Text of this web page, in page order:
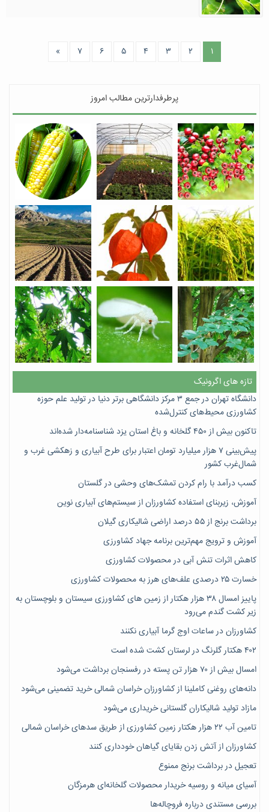
۱ ۲ ۳ ۴ ۵ ۶ ۷ »
پرطرفدارترین مطالب امروز
تازه های اگرونیک
دانشگاه تهران در جمع ۳ مرکز دانشگاهی برتر دنیا در تولید علم حوزه
کشاورزی محیط‌های کنترل‌شده
تاکنون بیش از ۴۵۰ گلخانه و باغ استان یزد شناسنامه‌دار شده‌اند
پیش‌بینی ۷‌ هزار میلیارد تومان اعتبار برای طرح آبیاری و زهکشی غرب و
شمال‌غرب کشور
کسب درآمد با رام کردن تمشک‌های وحشی در گلستان
آموزش، زیربنای استفاده کشاورزان از سیستم‌های آبیاری نوین
برداشت برنج از ۵۵ درصد اراضی شالیکاری گیلان
آموزش و ترویج مهم‌ترین برنامه جهاد کشاورزی
کاهش اثرات تنش آبی در محصولات کشاورزی
خسارت ۲۵ درصدی علف‌های هرز به محصولات کشاورزی
پاییز امسال ۳۸ هزار هکتار از زمین های کشاورزی سیستان و بلوچستان به
زیر کشت گندم می‌رود
کشاورزان در ساعات اوج گرما آبیاری نکنند
۴۰۲ هکتار گلرنگ در لرستان کشت شده است
امسال بیش از ۷۰ هزار تن پسته در رفسنجان برداشت می‌شود
دانه‌های روغنی کاملینا از کشاورزان خراسان شمالی خرید تضمینی می‌شود
مازاد تولید شالیکاران گلستانی خریداری می‌شود
تامین آب ۲۲ هزار هکتار زمین کشاورزی از طریق سدهای خراسان شمالی
کشاورزان از آتش زدن بقایای گیاهان خودداری کنند
تعجیل در برداشت برنج ممنوع
آسیای میانه و روسیه خریدار محصولات گلخانه‌ای هرمزگان
بررسی مستندی درباره فروچاله‌ها